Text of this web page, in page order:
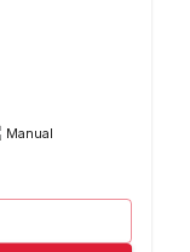
Manual